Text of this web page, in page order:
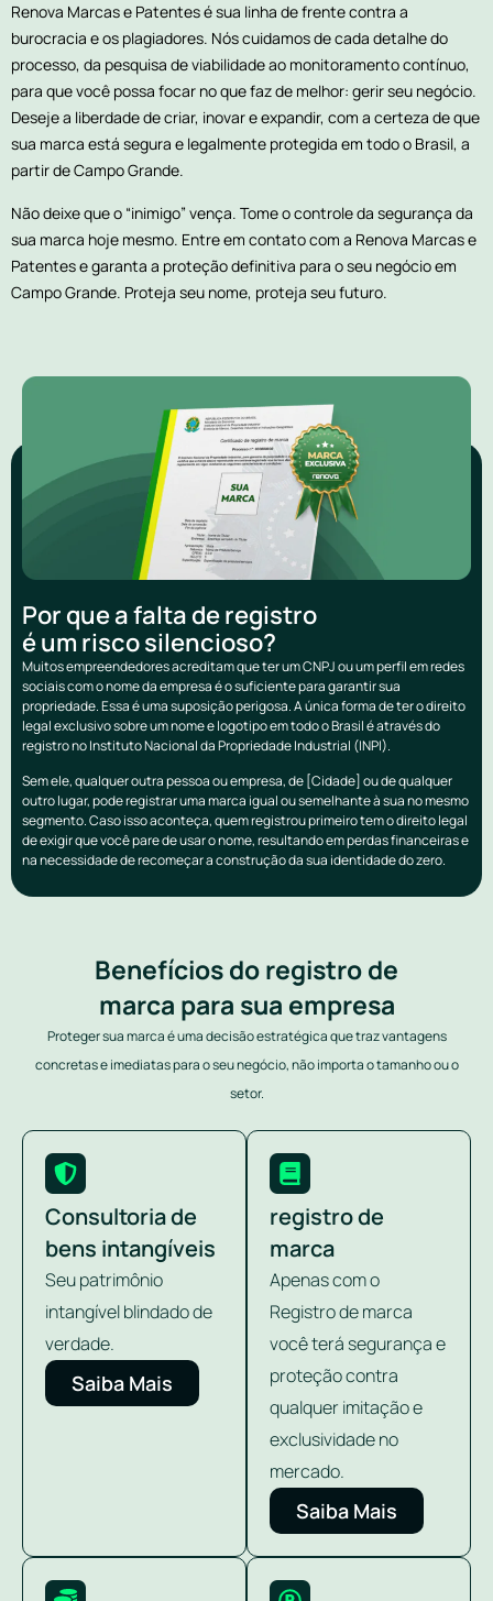
Renova Marcas e Patentes é sua linha de frente contra a
burocracia e os plagiadores. Nós cuidamos de cada detalhe do
processo, da pesquisa de viabilidade ao monitoramento contínuo,
para que você possa focar no que faz de melhor: gerir seu negócio.
Deseje a liberdade de criar, inovar e expandir, com a certeza de que
sua marca está segura e legalmente protegida em todo o Brasil, a
partir de Campo Grande.
Não deixe que o “inimigo” vença. Tome o controle da segurança da
sua marca hoje mesmo. Entre em contato com a Renova Marcas e
Patentes e garanta a proteção definitiva para o seu negócio em
Campo Grande. Proteja seu nome, proteja seu futuro.
Por que a falta de registro
é um risco silencioso?
Muitos empreendedores acreditam que ter um CNPJ ou um perfil em redes
sociais com o nome da empresa é o suficiente para garantir sua
propriedade. Essa é uma suposição perigosa. A única forma de ter o direito
legal exclusivo sobre um nome e logotipo em todo o Brasil é através do
registro no Instituto Nacional da Propriedade Industrial (INPI).
Sem ele, qualquer outra pessoa ou empresa, de [Cidade] ou de qualquer
outro lugar, pode registrar uma marca igual ou semelhante à sua no mesmo
segmento. Caso isso aconteça, quem registrou primeiro tem o direito legal
de exigir que você pare de usar o nome, resultando em perdas financeiras e
na necessidade de recomeçar a construção da sua identidade do zero.
Benefícios do registro de
marca para sua empresa
Proteger sua marca é uma decisão estratégica que traz vantagens
concretas e imediatas para o seu negócio, não importa o tamanho ou o
setor.
Consultoria de
bens intangíveis
Seu patrimônio
intangível blindado de
verdade.
Saiba Mais
registro de
marca
Apenas com o
Registro de marca
você terá segurança e
proteção contra
qualquer imitação e
exclusividade no
mercado.
Saiba Mais